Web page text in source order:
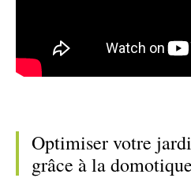
Optimiser votre
grâce à la domotique